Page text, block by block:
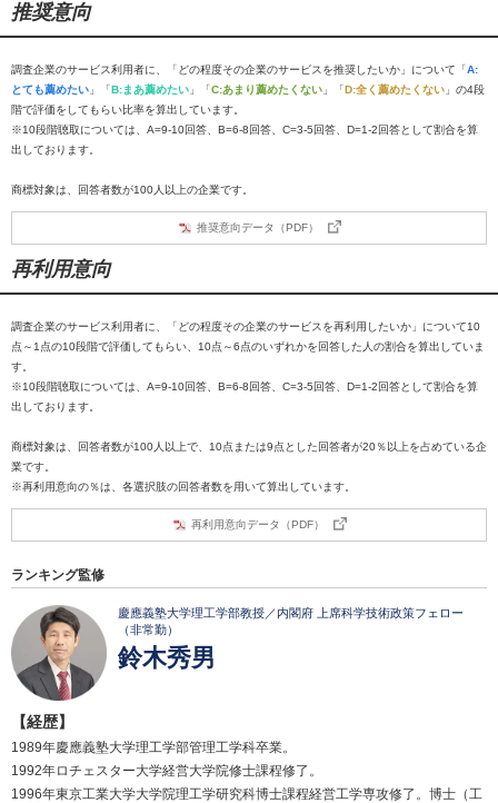
推奨意向
調査企業のサービス利用者に、「どの程度その企業のサービスを推奨したいか」について「A:
とても薦めたい 」「B:まあ薦めたい 」「C:あまり薦めたくない 」「D:全く薦めたくない 」の4段
階で評価をしてもらい比率を算出しています。
※10段階聴取については、A=9-10回答、B=6-8回答、C=3-5回答、D=1-2回答として割合を算
出しております。
商標対象は、回答者数が100人以上の企業です。
推奨意向データ（PDF）
再利用意向
調査企業のサービス利用者に、「どの程度その企業のサービスを再利用したいか」について10
点～1点の10段階で評価してもらい、10点～6点のいずれかを回答した人の割合を算出していま
す。
※10段階聴取については、A=9-10回答、B=6-8回答、C=3-5回答、D=1-2回答として割合を算
出しております。
商標対象は、回答者数が100人以上で、10点または9点とした回答者が20％以上を占めている企
業です。
※再利用意向の％は、各選択肢の回答者数を用いて算出しています。
再利用意向データ（PDF）
ランキング監修
慶應義塾大学理工学部教授／内閣府 上席科学技術政策フェロー
（非常勤）
鈴木秀男
【経歴】
1989年慶應義塾大学理工学部管理工学科卒業。
1992年ロチェスター大学経営大学院修士課程修了。
1996年東京工業大学大学院理工学研究科博士課程経営工学専攻修了。博士（工